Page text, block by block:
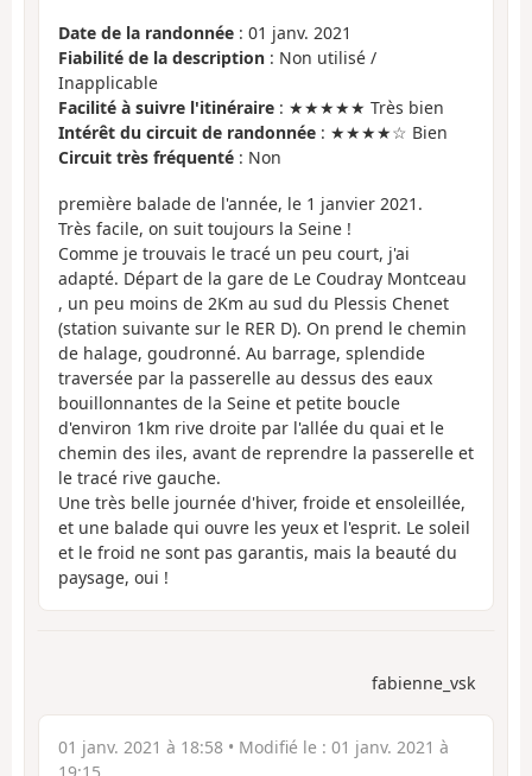
Date de la randonnée : 01 janv. 2021
Fiabilité de la description : Non utilisé /
Inapplicable
Facilité à suivre l'itinéraire : ★★★★★ Très bien
Intérêt du circuit de randonnée : ★★★★☆ Bien
Circuit très fréquenté : Non
première balade de l'année, le 1 janvier 2021.
Très facile, on suit toujours la Seine !
Comme je trouvais le tracé un peu court, j'ai
adapté. Départ de la gare de Le Coudray Montceau
, un peu moins de 2Km au sud du Plessis Chenet
(station suivante sur le RER D). On prend le chemin
de halage, goudronné. Au barrage, splendide
traversée par la passerelle au dessus des eaux
bouillonnantes de la Seine et petite boucle
d'environ 1km rive droite par l'allée du quai et le
chemin des iles, avant de reprendre la passerelle et
le tracé rive gauche.
Une très belle journée d'hiver, froide et ensoleillée,
et une balade qui ouvre les yeux et l'esprit. Le soleil
et le froid ne sont pas garantis, mais la beauté du
paysage, oui !
fabienne_vsk
01 janv. 2021 à 18:58 • Modifié le : 01 janv. 2021 à